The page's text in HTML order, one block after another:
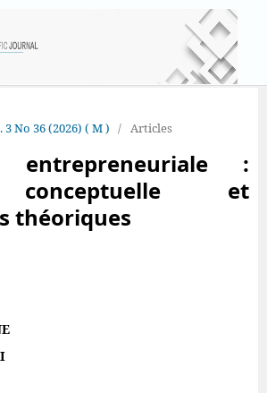
3 No 36 (2026) ( M ) / Articles
entrepreneuriale :
conceptuelle et
théoriques